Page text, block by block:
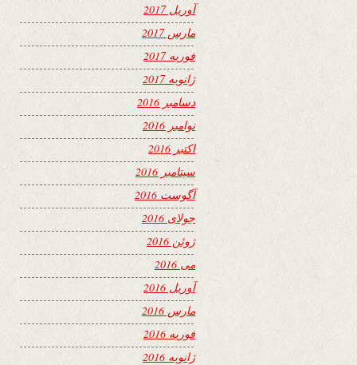
آوریل 2017
مارس 2017
فوریه 2017
ژانویه 2017
دسامبر 2016
نوامبر 2016
اکتبر 2016
سپتامبر 2016
آگوست 2016
جولای 2016
ژوئن 2016
می 2016
آوریل 2016
مارس 2016
فوریه 2016
ژانویه 2016